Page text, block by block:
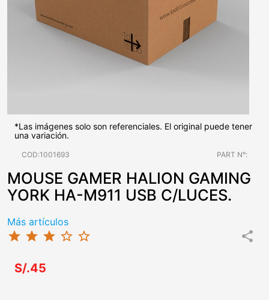
*Las imágenes solo son referenciales. El original puede tener
una variación.
COD:1001693 PART N°:
MOUSE GAMER HALION GAMING
YORK HA-M911 USB C/LUCES.
Más artículos
star star star star_border star_border share
S/.45